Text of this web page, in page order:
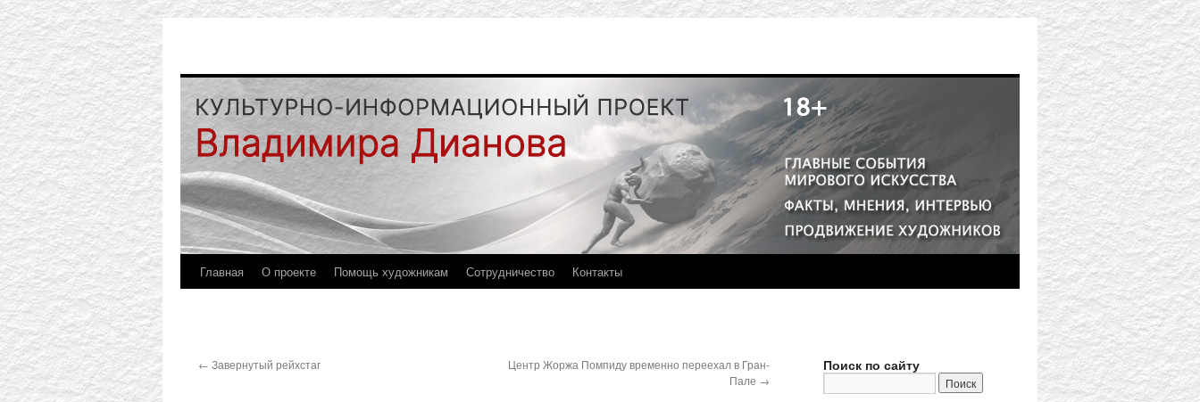
Главная О проекте Помощь художникам Сотрудничество Контакты
← Завернутый рейхстаг
Центр Жоржа Помпиду временно переехал в Гран-
Пале →
Поиск по сайту